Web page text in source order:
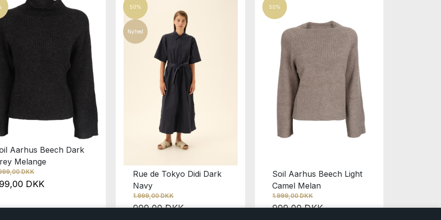
Aarhus Beech Dark
Melange
DKK
DKK
50%
Nyhed
Rue de Tokyo Didi Dark
Navy
1.999,00 DKK
999,00 DKK
50%
Soil Aarhus Beech Light
Camel Melan
1.999,00 DKK
999,00 DKK